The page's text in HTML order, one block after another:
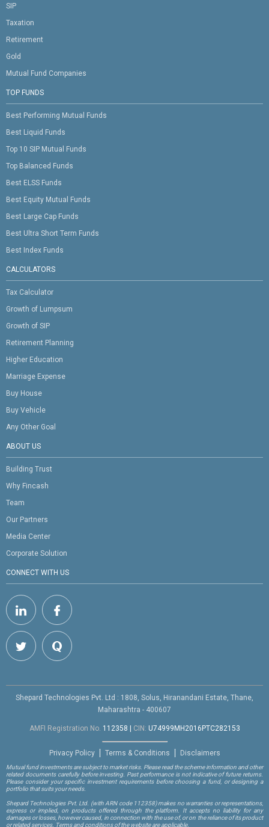
SIP
Taxation
Retirement
Gold
Mutual Fund Companies
TOP FUNDS
Best Performing Mutual Funds
Best Liquid Funds
Top 10 SIP Mutual Funds
Top Balanced Funds
Best ELSS Funds
Best Equity Mutual Funds
Best Large Cap Funds
Best Ultra Short Term Funds
Best Index Funds
CALCULATORS
Tax Calculator
Growth of Lumpsum
Growth of SIP
Retirement Planning
Higher Education
Marriage Expense
Buy House
Buy Vehicle
Any Other Goal
ABOUT US
Building Trust
Why Fincash
Team
Our Partners
Media Center
Corporate Solution
CONNECT WITH US
Shepard Technologies Pvt. Ltd : 1808, Solus, Hiranandani Estate, Thane,
Maharashtra - 400607
AMFI Registration No. 112358 CIN: U74999MH2016PTC282153
Privacy Policy Terms & Conditions Disclaimers
Mutual fund investments are subject to market risks. Please read the scheme information and other
related documents carefully before investing. Past performance is not indicative of future returns.
Please consider your specific investment requirements before choosing a fund, or designing a
portfolio that suits your needs.
Shepard Technologies Pvt. Ltd. (with ARN code 112358)makes no warranties or representations,
express or implied, on products offered through the platform. It accepts no liability for any
damages or losses, however caused, in connection with the use of, or on the reliance of its product
or related services. Terms and conditions of the website are applicable.